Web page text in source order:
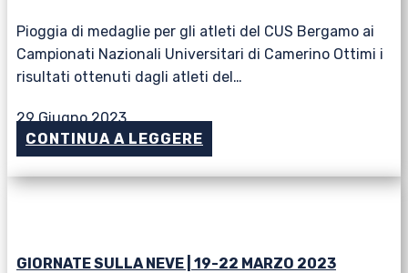
Pioggia di medaglie per gli atleti del CUS Bergamo ai
Campionati Nazionali Universitari di Camerino Ottimi i
risultati ottenuti dagli atleti del…
29 Giugno 2023
CONTINUA A LEGGERE
GIORNATE SULLA NEVE | 19-22 MARZO 2023